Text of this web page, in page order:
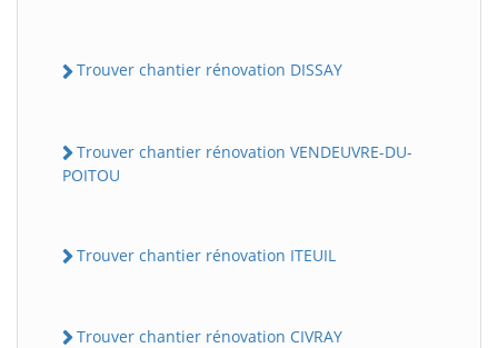
Trouver chantier rénovation DISSAY
Trouver chantier rénovation VENDEUVRE-DU-
POITOU
Trouver chantier rénovation ITEUIL
Trouver chantier rénovation CIVRAY